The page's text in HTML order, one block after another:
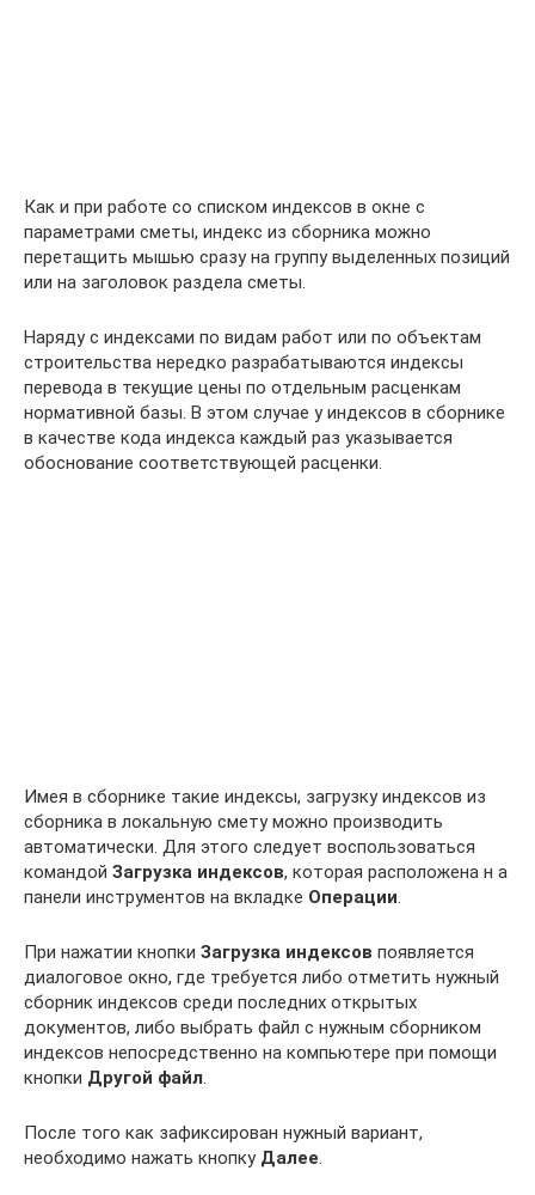
Как и при работе со списком индексов в окне с
параметрами сметы, индекс из сборника можно
перетащить мышью сразу на группу выделенных позиций
или на заголовок раздела сметы.
Наряду с индексами по видам работ или по объектам
строительства нередко разрабатываются индексы
перевода в текущие цены по отдельным расценкам
нормативной базы. В этом случае у индексов в сборнике
в качестве кода индекса каждый раз указывается
обоснование соответствующей расценки.
Имея в сборнике такие индексы, загрузку индексов из
сборника в локальную смету можно производить
автоматически. Для этого следует воспользоваться
командой Загрузка индексов, которая расположена н а
панели инструментов на вкладке Операции.
При нажатии кнопки Загрузка индексов появляется
диалоговое окно, где требуется либо отметить нужный
сборник индексов среди последних открытых
документов, либо выбрать файл с нужным сборником
индексов непосредственно на компьютере при помощи
кнопки Другой файл.
После того как зафиксирован нужный вариант,
необходимо нажать кнопку Далее.